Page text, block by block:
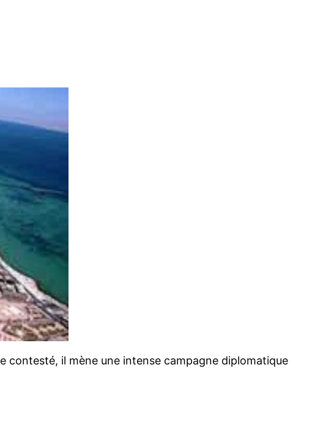
contesté, il mène une intense campagne diplomatique